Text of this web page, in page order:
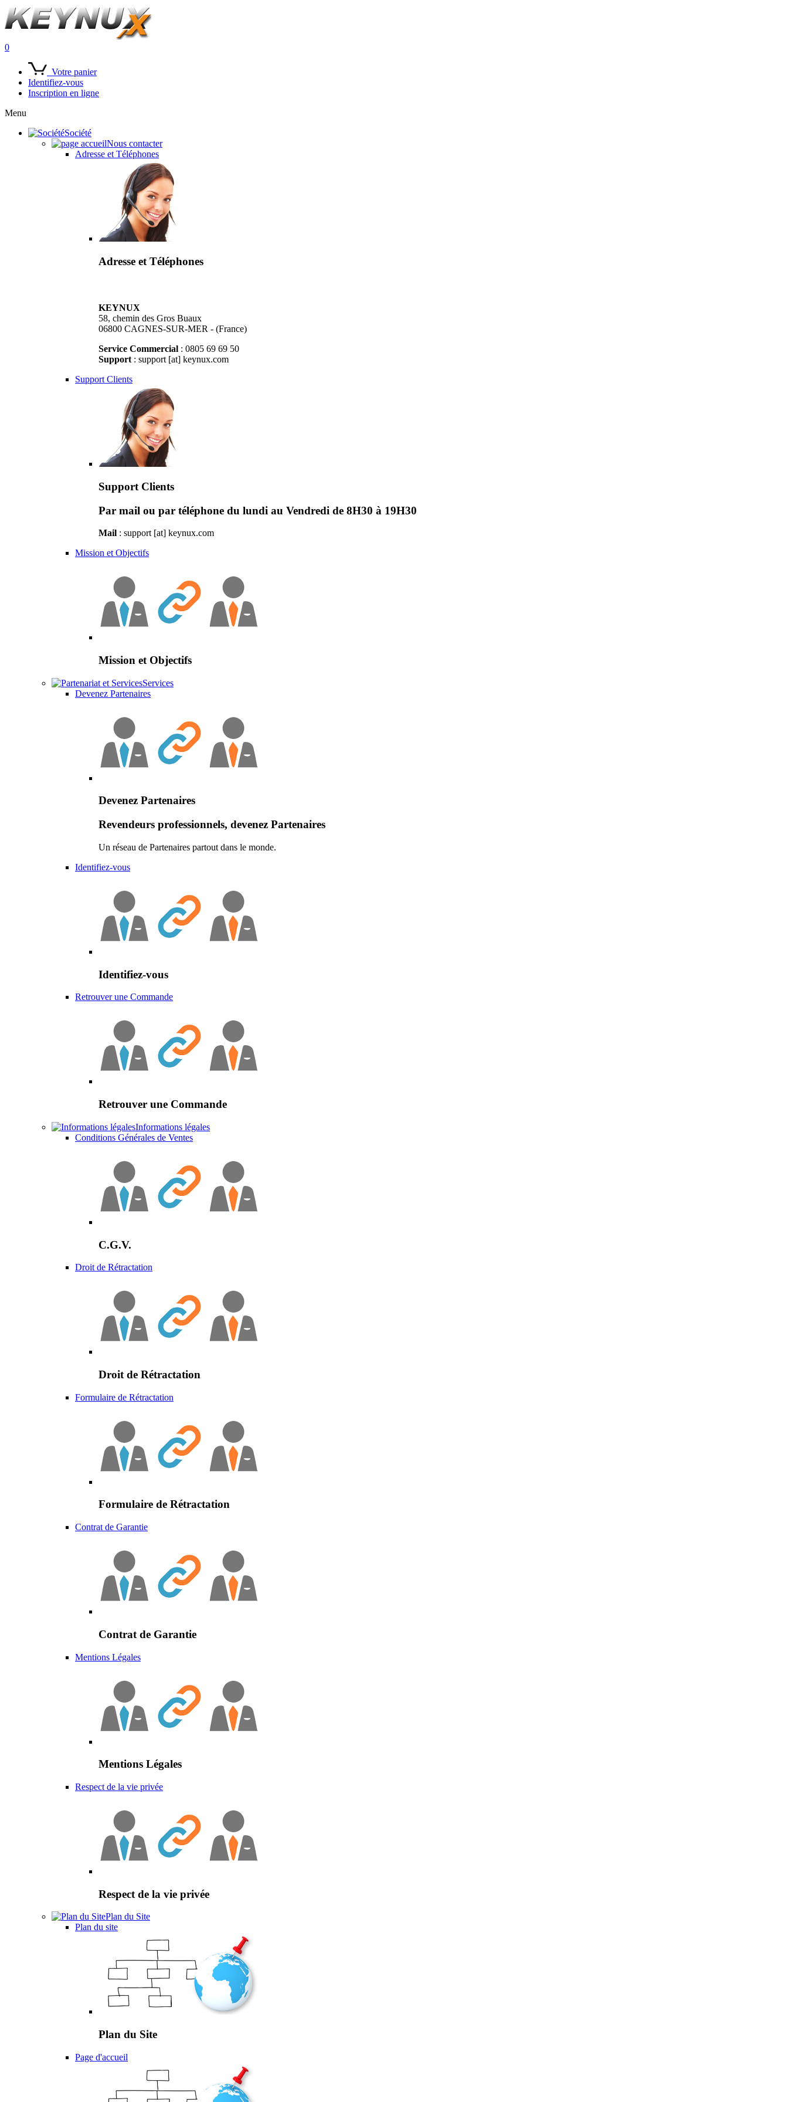
0
Votre panier
Identifiez-vous
Inscription en ligne
Menu
Société
Nous contacter
Adresse et Téléphones
Adresse et Téléphones
KEYNUX
58, chemin des Gros Buaux
06800 CAGNES-SUR-MER - (France)
Service Commercial : 0805 69 69 50
Support : support [at] keynux.com
Support Clients
Support Clients
Par mail ou par téléphone du lundi au Vendredi de 8H30 à 19H30
Mail : support [at] keynux.com
Mission et Objectifs
Mission et Objectifs
Services
Devenez Partenaires
Devenez Partenaires
Revendeurs professionnels, devenez Partenaires
Un réseau de Partenaires partout dans le monde.
Identifiez-vous
Identifiez-vous
Retrouver une Commande
Retrouver une Commande
Informations légales
Conditions Générales de Ventes
C.G.V.
Droit de Rétractation
Droit de Rétractation
Formulaire de Rétractation
Formulaire de Rétractation
Contrat de Garantie
Contrat de Garantie
Mentions Légales
Mentions Légales
Respect de la vie privée
Respect de la vie privée
Plan du Site
Plan du site
Plan du Site
Page d'accueil